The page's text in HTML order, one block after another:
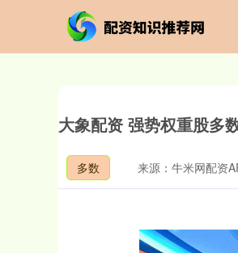
大象配资 强势权重股多
多数 来源：牛米网配资